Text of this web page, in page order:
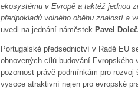
ekosystému v Evropě a taktéž jednou
předpokladů volného oběhu znalostí a
uvedl na jednání náměstek Pavel
Portugalské předsednictví v Radě EU
obnovených cílů budování Evropského
pozornost právě podmínkám pro
vysoce atraktivní nejen pro evropské